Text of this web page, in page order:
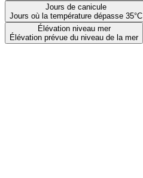
Jours de canicule
Jours où la température dépasse 35°C
Élévation niveau mer
Élévation prévue du niveau de la mer